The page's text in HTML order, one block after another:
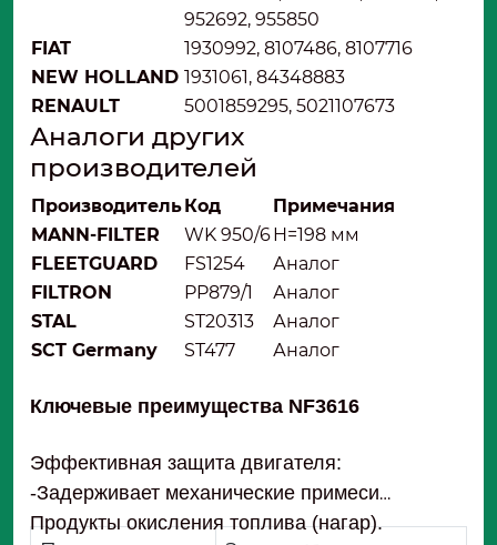
952692, 955850
FIAT
1930992, 8107486, 8107716
NEW HOLLAND 1931061, 84348883
RENAULT
5001859295, 5021107673
Аналоги других
производителей
ПроизводительКод
Примечания
MANN-FILTER
WK 950/6H=198 мм
FLEETGUARD
FS1254
Аналог
FILTRON
PP879/1
Аналог
STAL
ST20313
Аналог
SCT Germany
ST477 Аналог
Ключевые преимущества NF3616
Эффективная защита двигателя:
-Задерживает механические примеси
Продукты окисления топлива (нагар).